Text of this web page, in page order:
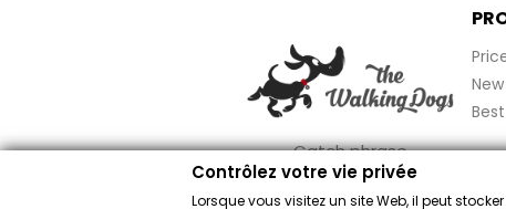
Catch phrase
Contrôlez votre vie privée
Lorsque vous visitez un site Web, il peut